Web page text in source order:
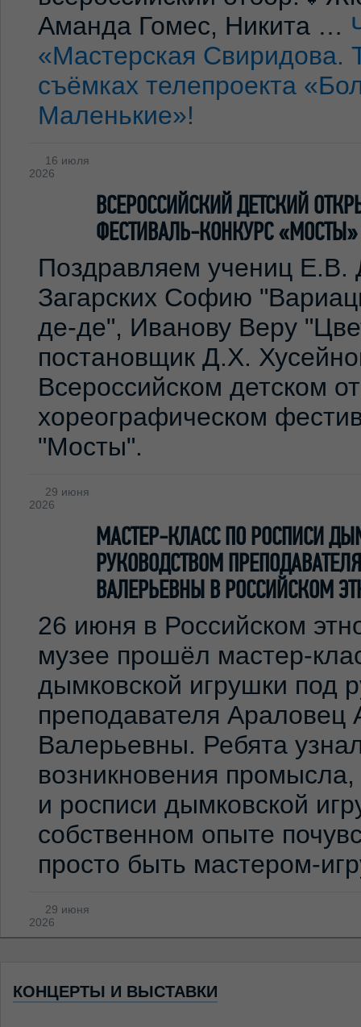
Аманда Гомес, Никита …
«Мастерская Свиридова.
съёмках телепроекта
Маленькие»!
16 июля
2026
ВСЕРОССИЙСКИЙ ДЕТСКИЙ
ФЕСТИВАЛЬ-КОНКУРС «МОСТЫ»
Поздравляем учениц Е.В.
Загарских Софию
де-де", Иванову Веру
постановщик Д.Х.
Всероссийском детском
хореографическом
"Мосты".
29 июня
2026
МАСТЕР-КЛАСС ПО РОСПИСИ
РУКОВОДСТВОМ
ВАЛЕРЬЕВНЫ В РОССИЙСКОМ
26 июня в Российском
музее прошёл мастер-
дымковской игрушки под
преподавателя Араловец
Валерьевны. Ребята
возникновения
и росписи дымковской
собственном опыте
просто быть мастером-
29 июня
2026
КОНЦЕРТЫ И ВЫСТАВКИ